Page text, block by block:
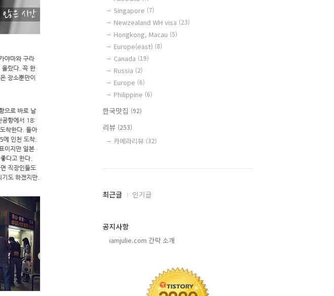
Singapore (7)
Newzealand WH visa (23)
Hongkong, Macau (5)
Europe(east) (8)
Canada (19)
Russia (2)
Europe (6)
Philippine (6)
한국맛집 (92)
리뷰 (253)
카메라리뷰 (32)
최
과
최근글 인기글
공지사항
iamjulie.com 간략 소개